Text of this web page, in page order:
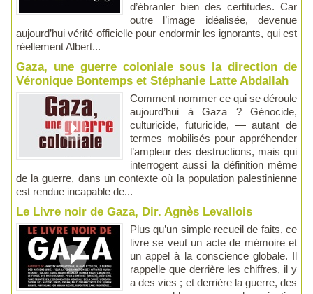
d’ébranler bien des certitudes. Car
outre l’image idéalisée, devenue
aujourd’hui vérité officielle pour endormir les ignorants, qui est
réellement Albert...
Gaza, une guerre coloniale sous la direction de
Véronique Bontemps et Stéphanie Latte Abdallah
Comment nommer ce qui se déroule
aujourd’hui à Gaza ? Génocide,
culturicide, futuricide, — autant de
termes mobilisés pour appréhender
l’ampleur des destructions, mais qui
interrogent aussi la définition même
de la guerre, dans un contexte où la population palestinienne
est rendue incapable de...
Le Livre noir de Gaza, Dir. Agnès Levallois
Plus qu’un simple recueil de faits, ce
livre se veut un acte de mémoire et
un appel à la conscience globale. Il
rappelle que derrière les chiffres, il y
a des vies ; et derrière la guerre, des